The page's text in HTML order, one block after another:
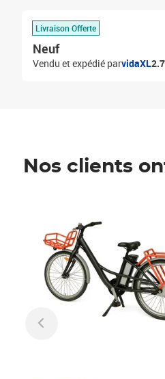
Livraison Offerte
Neuf
Vendu et expédié parvidaXL
Nos clients